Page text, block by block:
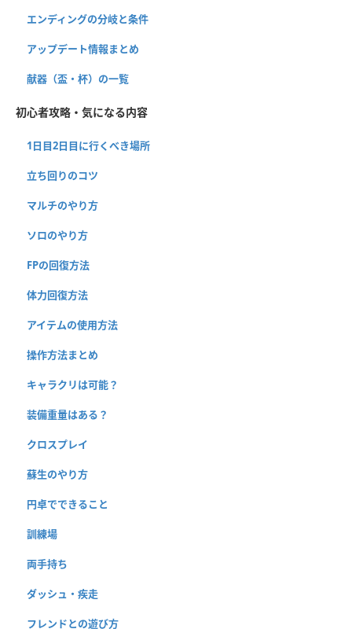
エンディングの分岐と条件
アップデート情報まとめ
献器（盃・杯）の一覧
初心者攻略・気になる内容
1日目2日目に行くべき場所
立ち回りのコツ
マルチのやり方
ソロのやり方
FPの回復方法
体力回復方法
アイテムの使用方法
操作方法まとめ
キャラクリは可能？
装備重量はある？
クロスプレイ
蘇生のやり方
円卓でできること
訓練場
両手持ち
ダッシュ・疾走
フレンドとの遊び方